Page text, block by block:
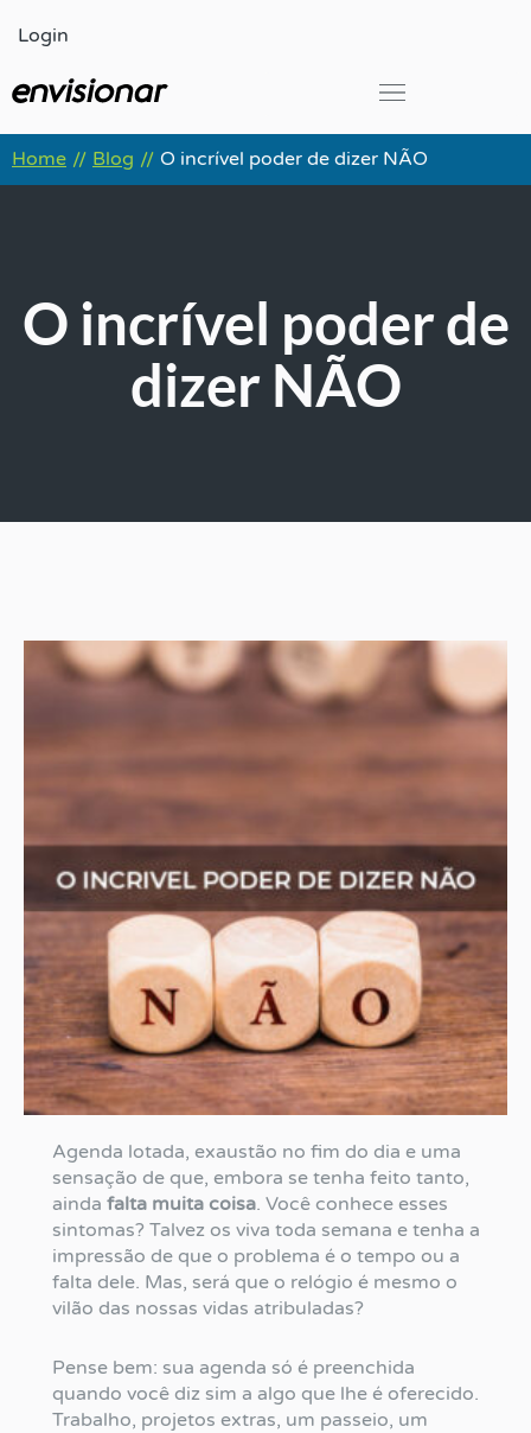
para
conteúdo
Login
Home // Blog // O incrível poder de dizer NÃO
O incrível poder de
dizer NÃO
Agenda lotada, exaustão no fim do dia e uma
sensação de que, embora se tenha feito tanto,
aindafalta muita coisa. Você conhece esses
sintomas? Talvez os viva toda semana e tenha a
impressão de que o problema é o tempo ou a
falta dele. Mas, será que o relógio é mesmo o
vilão das nossas vidas atribuladas?
Pense bem: sua agenda só é preenchida
quando você diz sim a algo que lhe é oferecido.
Trabalho, projetos extras, um passeio, um